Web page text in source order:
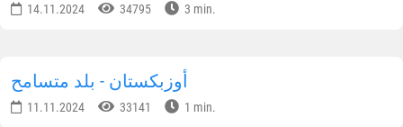
14.11.2024 34795 3 min.
أوزبكستان - بلد متسامح
11.11.2024 33141 1 min.